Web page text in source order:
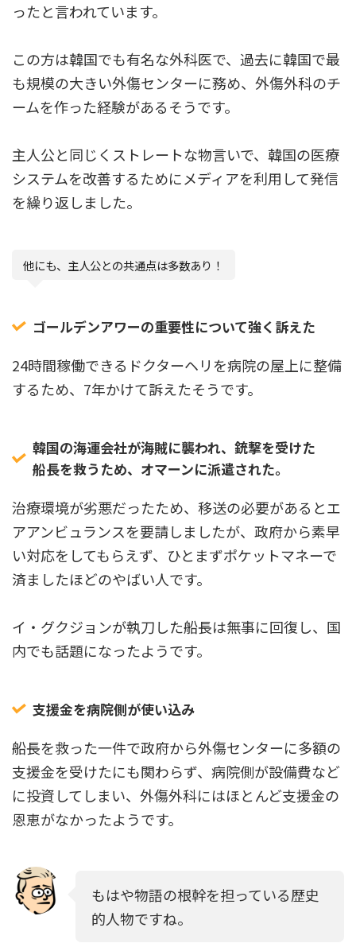
ったと言われています。
この方は韓国でも有名な外科医で、過去に韓国で最
も規模の大きい外傷センターに務め、外傷外科のチ
ームを作った経験があるそうです。
主人公と同じくストレートな物言いで、韓国の医療
システムを改善するためにメディアを利用して発信
を繰り返しました。
他にも、主人公との共通点は多数あり！
ゴールデンアワーの重要性について強く訴えた
24時間稼働できるドクターヘリを病院の屋上に整備
するため、7年かけて訴えたそうです。
韓国の海運会社が海賊に襲われ、銃撃を受けた
船長を救うため、オマーンに派遣された。
治療環境が劣悪だったため、移送の必要があるとエ
アアンビュランスを要請しましたが、政府から素早
い対応をしてもらえず、ひとまずポケットマネーで
済ましたほどのやばい人です。
イ・グクジョンが執刀した船長は無事に回復し、国
内でも話題になったようです。
支援金を病院側が使い込み
船長を救った一件で政府から外傷センターに多額の
支援金を受けたにも関わらず、病院側が設備費など
に投資してしまい、外傷外科にはほとんど支援金の
恩恵がなかったようです。
もはや物語の根幹を担っている歴史
的人物ですね。